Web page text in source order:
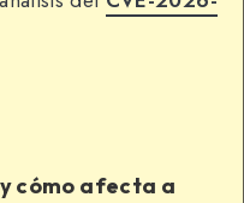
cómo afecta a